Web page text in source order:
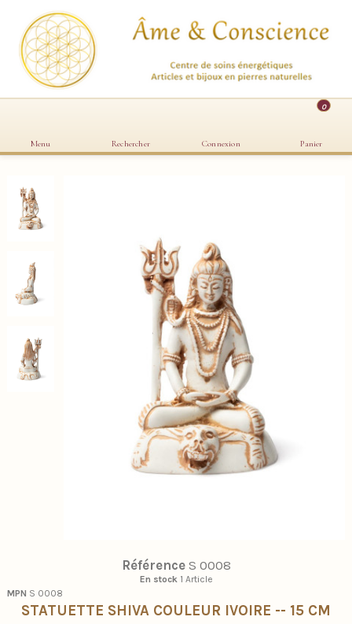
Menu Rechercher Connexion
0
Panier
Référence S 0008
En stock 1 Article
MPN S 0008
STATUETTE SHIVA COULEUR IVOIRE -- 15 CM